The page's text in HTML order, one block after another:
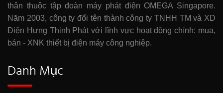
thân thuộc tập đoàn máy phát điện OMEGA Singapore.
Năm 2003, công ty đổi tên thành công ty TNHH TM và XD
Điện Hưng Thịnh Phát với lĩnh vực hoạt động chính: mua,
bán - XNK thiết bị điện máy công nghiệp.
Danh Mục